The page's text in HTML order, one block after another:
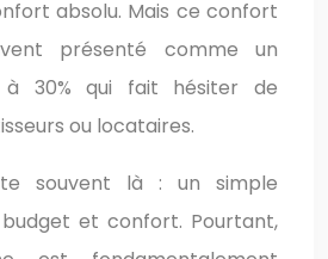
absolu. Mais ce confort
présenté comme un
30% qui fait hésiter de
ou locataires.
souvent là : un simple
et confort. Pourtant,